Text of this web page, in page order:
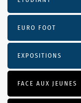
EURO FOOT
EXPOSITIONS
FACE AUX JEUNES